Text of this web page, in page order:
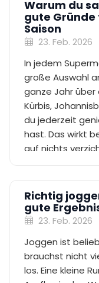
Warum du
gute Gründe
Saison
23. Feb. 2026
In jedem
große Auswahl
ganze Jahr über
Kürbis,
du jederzeit
hast. Das wirkt
auf nichts
intensiven
und auf
Mineralstoffe.
hinter sich hat
Ökobilanz
Richtig
gute
23. Feb. 2026
Joggen ist
brauchst nicht
los. Eine kleine